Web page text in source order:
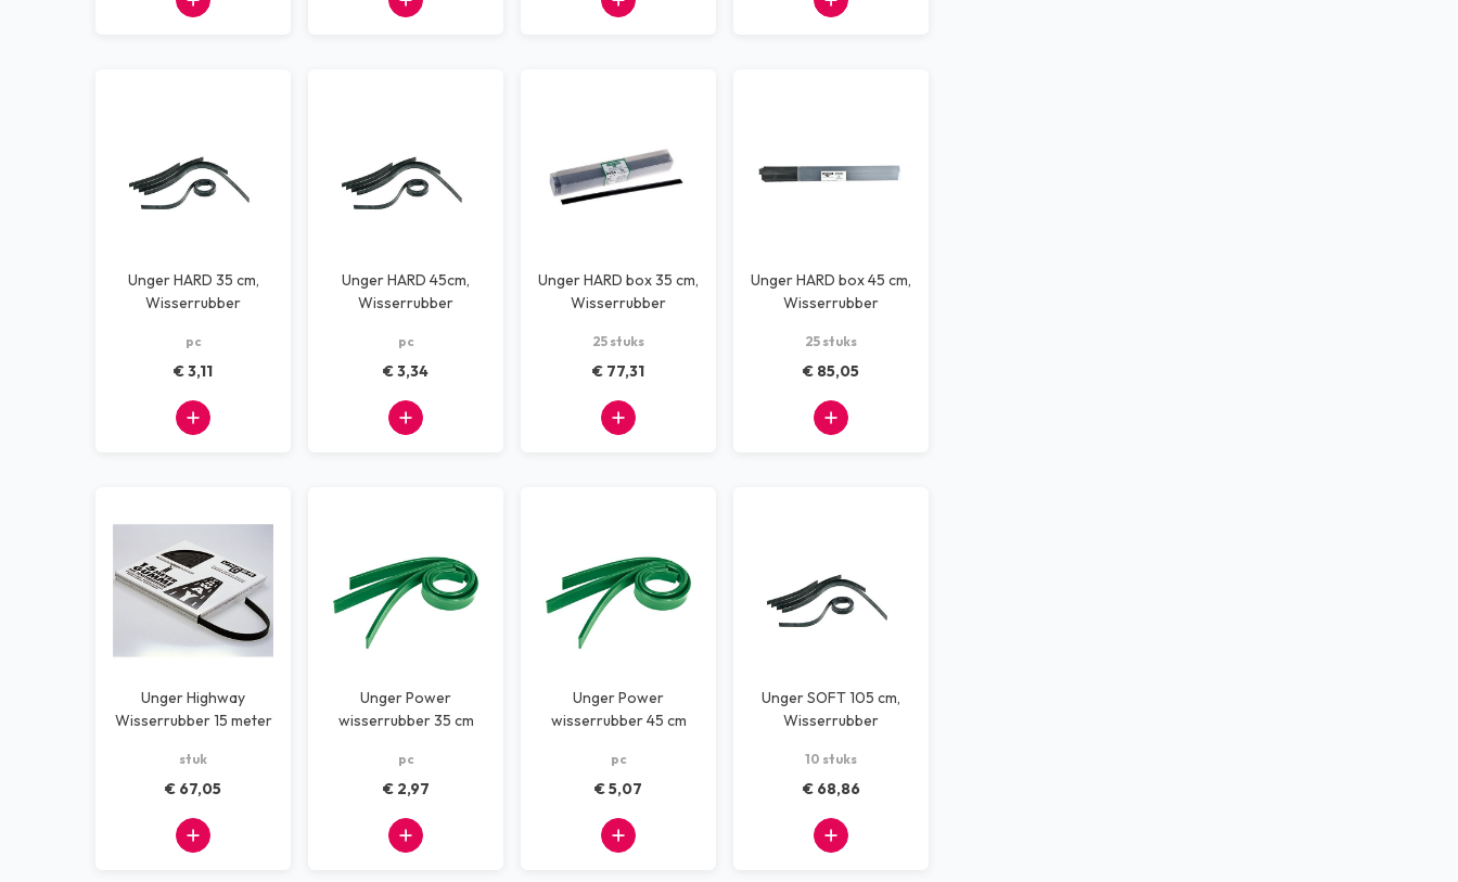
Unger HARD 35 cm,
Wisserrubber
pc
€ 3,11
Unger HARD 45cm,
Wisserrubber
pc
€ 3,34
Unger HARD box 35 cm,
Wisserrubber
25 stuks
€ 77,31
Unger HARD box 45 cm,
Wisserrubber
25 stuks
€ 85,05
Unger Highway
Wisserrubber 15 meter
stuk
€ 67,05
Unger Power
wisserrubber 35 cm
pc
€ 2,97
Unger Power
wisserrubber 45 cm
pc
€ 5,07
Unger SOFT 105 cm,
Wisserrubber
10 stuks
€ 68,86